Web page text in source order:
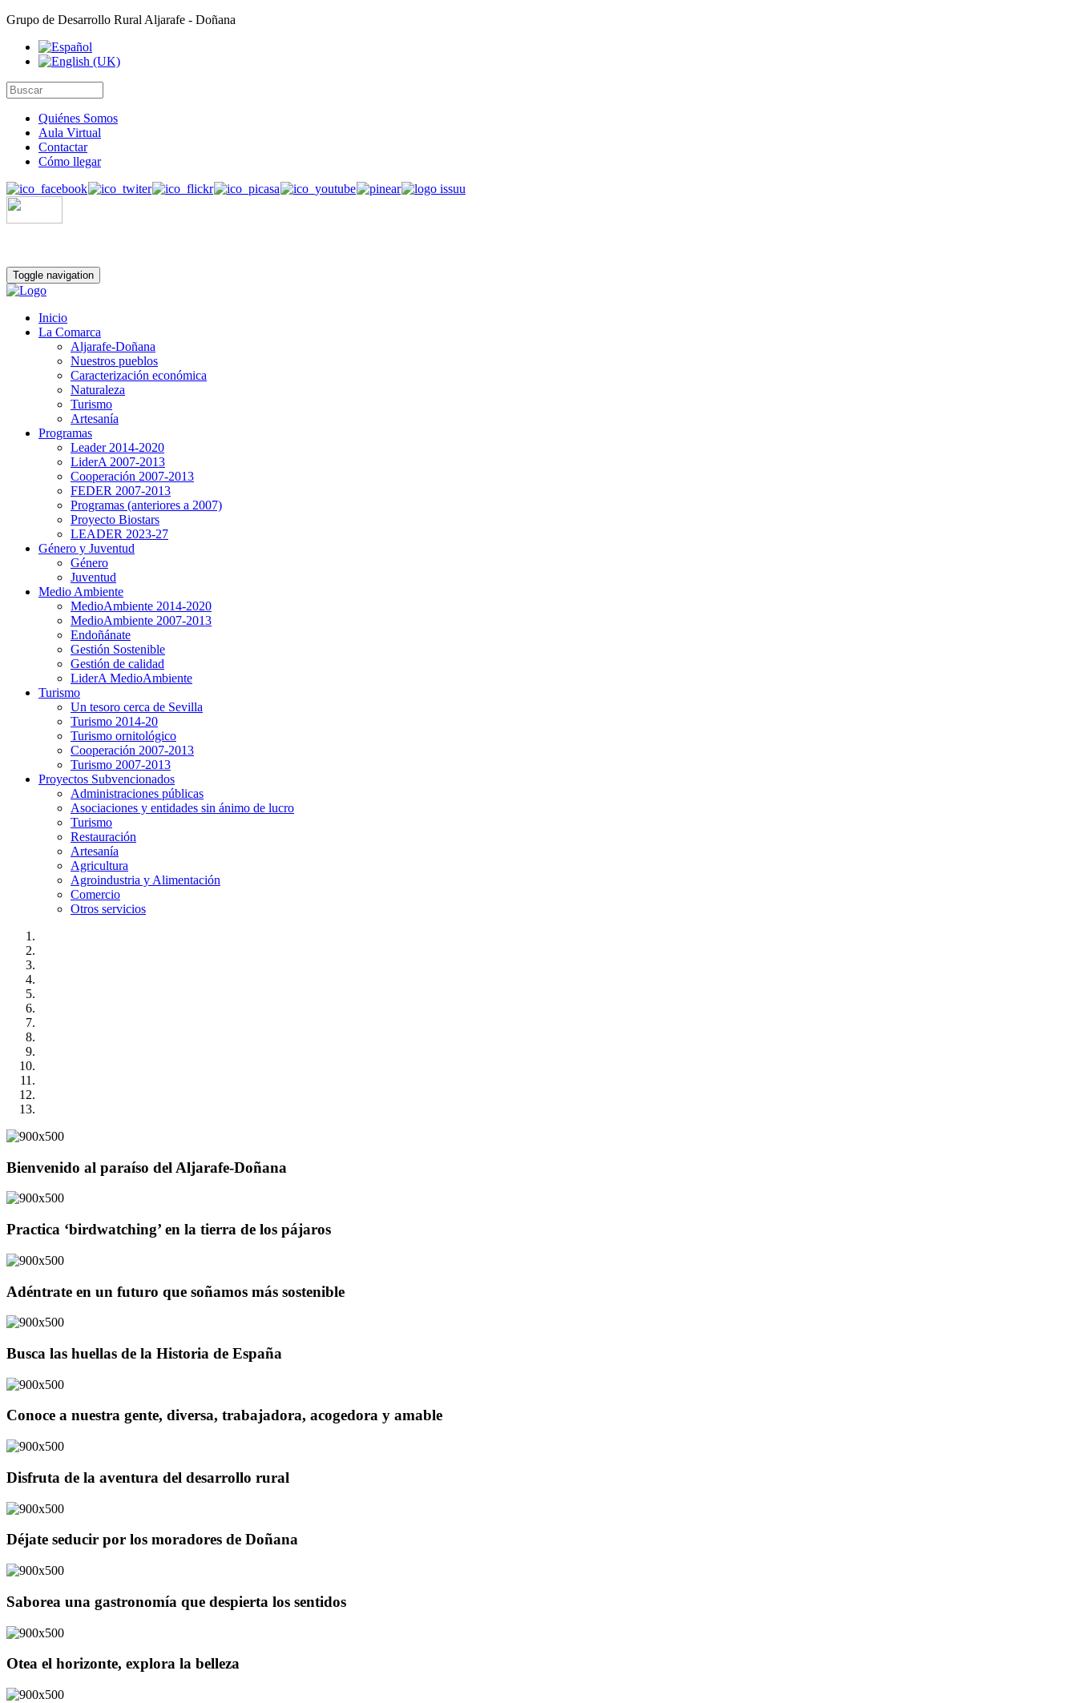
Grupo de Desarrollo Rural Aljarafe - Doñana
Quiénes Somos
Aula Virtual
Contactar
Cómo llegar
Toggle navigation
Inicio
La Comarca
Aljarafe-Doñana
Nuestros pueblos
Caracterización económica
Naturaleza
Turismo
Artesanía
Programas
Leader 2014-2020
LiderA 2007-2013
Cooperación 2007-2013
FEDER 2007-2013
Programas (anteriores a 2007)
Proyecto Biostars
LEADER 2023-27
Género y Juventud
Género
Juventud
Medio Ambiente
MedioAmbiente 2014-2020
MedioAmbiente 2007-2013
Endoñánate
Gestión Sostenible
Gestión de calidad
LiderA MedioAmbiente
Turismo
Un tesoro cerca de Sevilla
Turismo 2014-20
Turismo ornitológico
Cooperación 2007-2013
Turismo 2007-2013
Proyectos Subvencionados
Administraciones públicas
Asociaciones y entidades sin ánimo de lucro
Turismo
Restauración
Artesanía
Agricultura
Agroindustria y Alimentación
Comercio
Otros servicios
Bienvenido al paraíso del Aljarafe-Doñana
Practica ‘birdwatching’ en la tierra de los pájaros
Adéntrate en un futuro que soñamos más sostenible
Busca las huellas de la Historia de España
Conoce a nuestra gente, diversa, trabajadora, acogedora y amable
Disfruta de la aventura del desarrollo rural
Déjate seducir por los moradores de Doñana
Saborea una gastronomía que despierta los sentidos
Otea el horizonte, explora la belleza